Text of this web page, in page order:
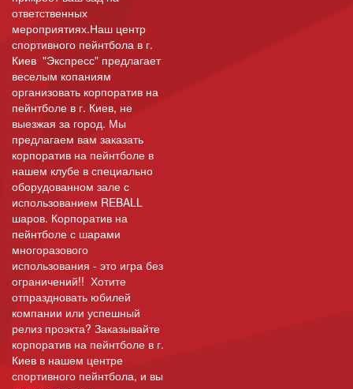
ответственных
мероприятиях.Наш центр
спортивного пейнтбола в г.
Киев "Экспресс" предлагает
веселым копаниям
организовать корпоратив на
пейнтболе в г. Киев, не
выезжая за город. Мы
предлагаем вам заказать
корпоратив на пейнтболе в
нашем клубе в специально
оборудованном зале с
использованием REBALL
шаров. Корпоратив на
пейнтболе с шарами
многоразового
использования - это игра без
ограничений!! Хотите
отпраздновать юбилей
компании или успешный
релиз проэкта? Заказывайте
корпоратив на пейнтболе в г.
Киев в нашем центре
спортивного пейнтбола, и вы